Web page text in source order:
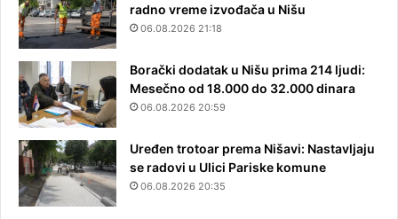
radno vreme izvođača u Nišu
06.08.2026 21:18
Borački dodatak u Nišu prima 214 ljudi:
Mesečno od 18.000 do 32.000 dinara
06.08.2026 20:59
Uređen trotoar prema Nišavi: Nastavljaju
se radovi u Ulici Pariske komune
06.08.2026 20:35